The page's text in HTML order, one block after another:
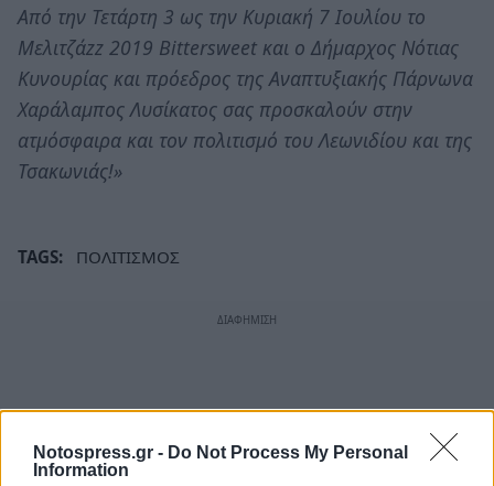
Notospress.gr - Do Not Process My Personal
Information
Από την Τετάρτη 3 ως την Κυριακή 7 Ιουλίου το
Μελιτζάzz 2019 Bittersweet και ο Δήμαρχος Νότιας
Κυνουρίας και πρόεδρος της Αναπτυξιακής Πάρνωνα
Χαράλαμπος Λυσίκατος σας προσκαλούν στην
ατμόσφαιρα και τον πολιτισμό του Λεωνιδίου και της
Τσακωνιάς!»
TAGS: ΠΟΛΙΤΙΣΜΟΣ